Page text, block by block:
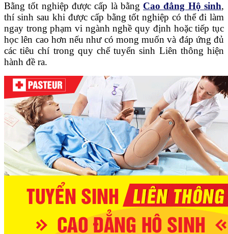
Bằng tốt nghiệp được cấp là bằng Cao đẳng Hộ sinh,
thí sinh sau khi được cấp bằng tốt nghiệp có thể đi làm
ngay trong phạm vi ngành nghề quy định hoặc tiếp tục
học lên cao hơn nếu như có mong muốn và đáp ứng đủ
các tiêu chí trong quy chế tuyển sinh Liên thông hiện
hành đề ra.